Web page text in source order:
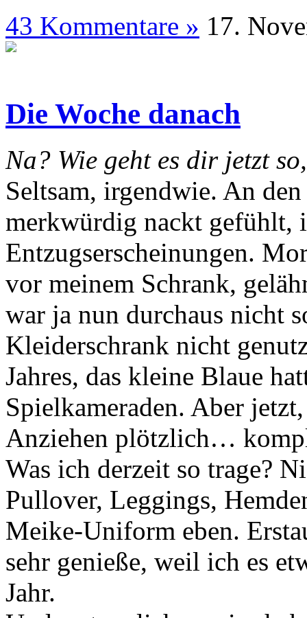
43 Kommentare » 17.
Die Woche danach
Na? Wie geht es dir jetzt
Seltsam, irgendwie. An
merkwürdig nackt gefühlt,
Entzugserscheinungen.
vor meinem Schrank,
war ja nun durchaus nicht
Kleiderschrank nicht
Jahres, das kleine Blaue
Spielkameraden. Aber
Anziehen plötzlich…
Was ich derzeit so trage?
Pullover, Leggings,
Meike-Uniform eben.
sehr genieße, weil ich es
Jahr.